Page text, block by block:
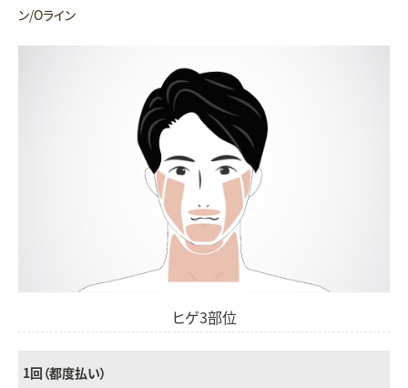
ン/Oライン
ヒゲ3部位
1回（都度払い）